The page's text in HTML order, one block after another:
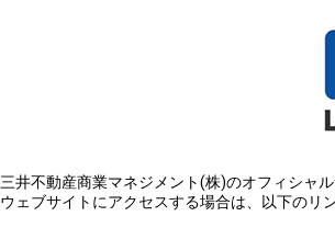
三井不動産商業マネジメント(株)のオフィシャ
ウェブサイトにアクセスする場合は、以下のリ